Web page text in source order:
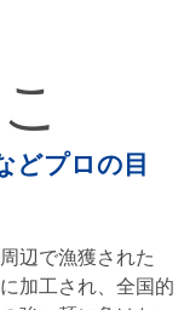
どプロの目
辺で漁獲された
加工され、全国的